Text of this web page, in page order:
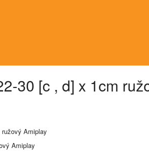
30 [c , d] x 1cm
Amiplay